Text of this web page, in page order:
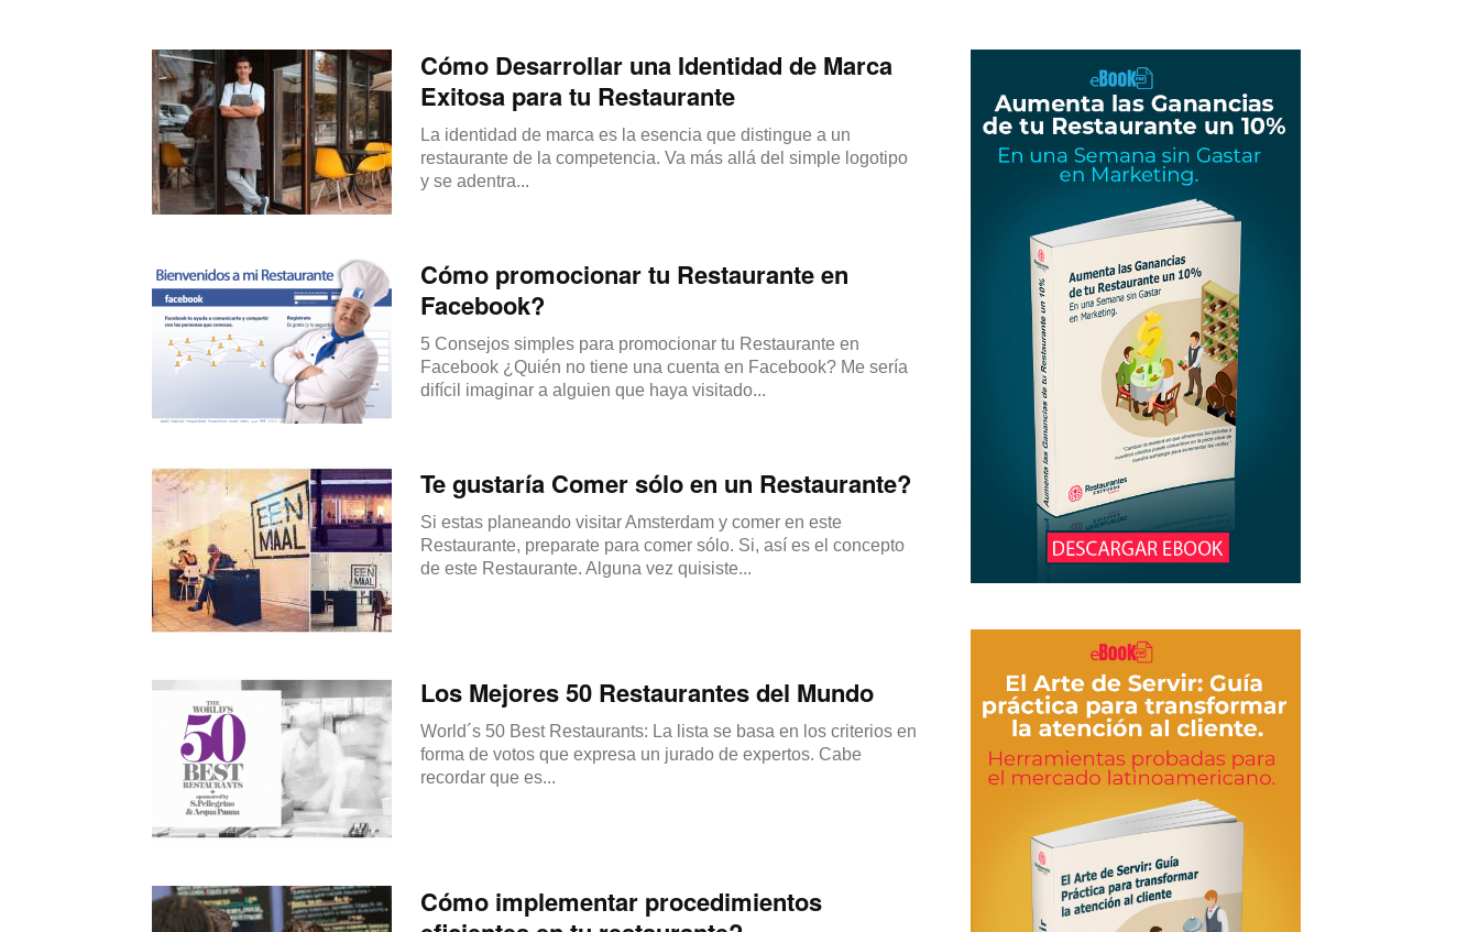
Menus
de
Restaurantes
Cómo Desarrollar una Identidad de Marca
Exitosa para tu Restaurante
La identidad de marca es la esencia que distingue a un
restaurante de la competencia. Va más allá del simple logotipo
y se adentra...
Cómo promocionar tu Restaurante en
Facebook?
5 Consejos simples para promocionar tu Restaurante en
Facebook ¿Quién no tiene una cuenta en Facebook? Me sería
difícil imaginar a alguien que haya visitado...
Te gustaría Comer sólo en un Restaurante?
Si estas planeando visitar Amsterdam y comer en este
Restaurante, preparate para comer sólo. Si, así es el concepto
de este Restaurante. Alguna vez quisiste...
Los Mejores 50 Restaurantes del Mundo
World´s 50 Best Restaurants: La lista se basa en los criterios en
forma de votos que expresa un jurado de expertos. Cabe
recordar que es...
Cómo implementar procedimientos